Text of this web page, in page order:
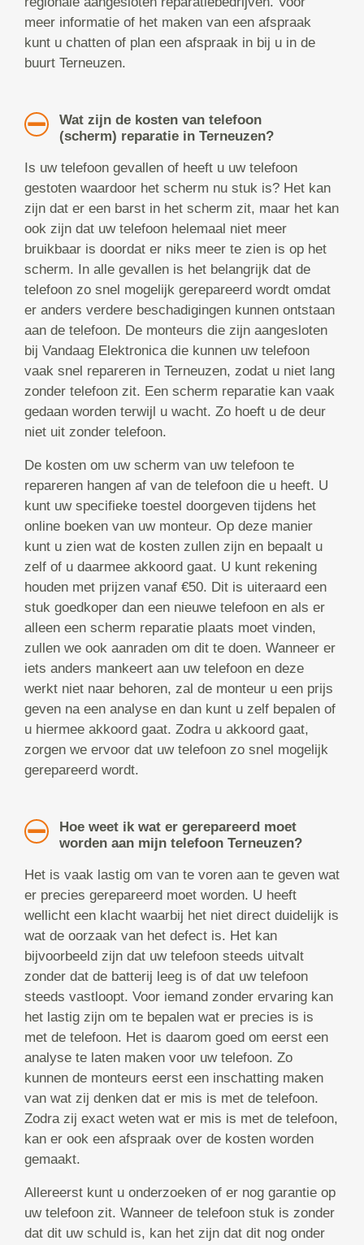
meer informatie of het maken van een afspraak
kunt u chatten of plan een afspraak in bij u in de
buurt Terneuzen.
Wat zijn de kosten van telefoon
(scherm) reparatie in Terneuzen?
Is uw telefoon gevallen of heeft u uw telefoon
gestoten waardoor het scherm nu stuk is? Het kan
zijn dat er een barst in het scherm zit, maar het kan
ook zijn dat uw telefoon helemaal niet meer
bruikbaar is doordat er niks meer te zien is op het
scherm. In alle gevallen is het belangrijk dat de
telefoon zo snel mogelijk gerepareerd wordt omdat
er anders verdere beschadigingen kunnen ontstaan
aan de telefoon. De monteurs die zijn aangesloten
bij Vandaag Elektronica die kunnen uw telefoon
vaak snel repareren in Terneuzen, zodat u niet lang
zonder telefoon zit. Een scherm reparatie kan vaak
gedaan worden terwijl u wacht. Zo hoeft u de deur
niet uit zonder telefoon.
De kosten om uw scherm van uw telefoon te
repareren hangen af van de telefoon die u heeft. U
kunt uw specifieke toestel doorgeven tijdens het
online boeken van uw monteur. Op deze manier
kunt u zien wat de kosten zullen zijn en bepaalt u
zelf of u daarmee akkoord gaat. U kunt rekening
houden met prijzen vanaf €50. Dit is uiteraard een
stuk goedkoper dan een nieuwe telefoon en als er
alleen een scherm reparatie plaats moet vinden,
zullen we ook aanraden om dit te doen. Wanneer er
iets anders mankeert aan uw telefoon en deze
werkt niet naar behoren, zal de monteur u een prijs
geven na een analyse en dan kunt u zelf bepalen of
u hiermee akkoord gaat. Zodra u akkoord gaat,
zorgen we ervoor dat uw telefoon zo snel mogelijk
gerepareerd wordt.
Hoe weet ik wat er gerepareerd moet
worden aan mijn telefoon Terneuzen?
Het is vaak lastig om van te voren aan te geven wat
er precies gerepareerd moet worden. U heeft
wellicht een klacht waarbij het niet direct duidelijk is
wat de oorzaak van het defect is. Het kan
bijvoorbeeld zijn dat uw telefoon steeds uitvalt
zonder dat de batterij leeg is of dat uw telefoon
steeds vastloopt. Voor iemand zonder ervaring kan
het lastig zijn om te bepalen wat er precies is is
met de telefoon. Het is daarom goed om eerst een
analyse te laten maken voor uw telefoon. Zo
kunnen de monteurs eerst een inschatting maken
van wat zij denken dat er mis is met de telefoon.
Zodra zij exact weten wat er mis is met de telefoon,
kan er ook een afspraak over de kosten worden
gemaakt.
Allereerst kunt u onderzoeken of er nog garantie op
uw telefoon zit. Wanneer de telefoon stuk is zonder
dat dit uw schuld is, kan het zijn dat dit nog onder